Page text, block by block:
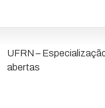
UFRN –
abertas